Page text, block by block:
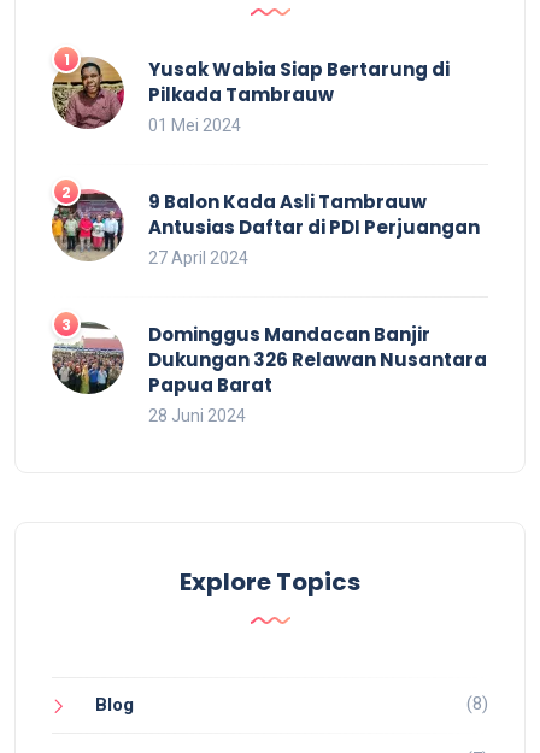
Yusak Wabia Siap Bertarung di
Pilkada Tambrauw
01 Mei 2024
9 Balon Kada Asli Tambrauw
Antusias Daftar di PDI Perjuangan
27 April 2024
Dominggus Mandacan Banjir
Dukungan 326 Relawan Nusantara
Papua Barat
28 Juni 2024
Explore Topics
Blog (8)